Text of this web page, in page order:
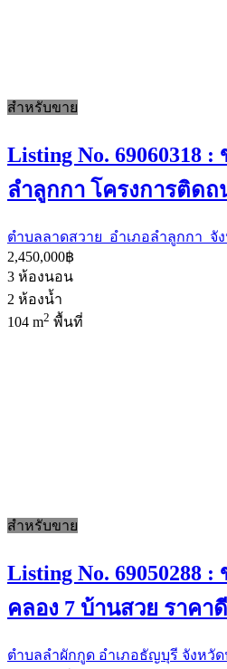
สำหรับขาย
Listing No. 69060318
ลำลูกกา โครงการติด
ตำบลลาดสวาย อำเภอลำลูกกา จั
2,450,000฿
3 ห้องนอน
2 ห้องน้ำ
104 m2 พื้นที่
สำหรับขาย
Listing No.
คลอง 7 บ้านสวย ราคา
ตำบลลำผักกูด อำเภอธัญบุรี จังหวั